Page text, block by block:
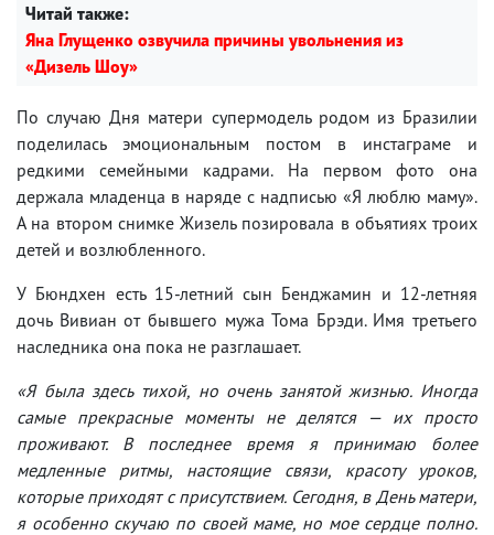
Читай также:
Яна Глущенко озвучила причины увольнения из
«Дизель Шоу»
По случаю Дня матери супермодель родом из Бразилии
поделилась эмоциональным постом в инстаграме и
редкими семейными кадрами. На первом фото она
держала младенца в наряде с надписью «Я люблю маму».
А на втором снимке Жизель позировала в объятиях троих
детей и возлюбленного.
У Бюндхен есть 15-летний сын Бенджамин и 12-летняя
дочь Вивиан от бывшего мужа Тома Брэди. Имя третьего
наследника она пока не разглашает.
«Я была здесь тихой, но очень занятой жизнью. Иногда
самые прекрасные моменты не делятся — их просто
проживают. В последнее время я принимаю более
медленные ритмы, настоящие связи, красоту уроков,
которые приходят с присутствием. Сегодня, в День матери,
я особенно скучаю по своей маме, но мое сердце полно.